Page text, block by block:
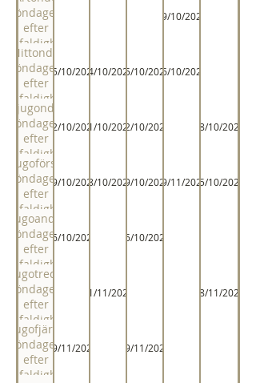
söndagen
efter
trefaldighet
19/10/2025
Nittonde
söndagen
efter
trefaldighet
05/10/202414/10/202305/10/202426/10/2025
Tjugonde
söndagen
efter
trefaldighet
12/10/202421/10/202312/10/2024 18/10/2026
Tjugoförsta
söndagen
efter
trefaldighet
19/10/202428/10/202319/10/202409/11/202525/10/2026
Tjugoandra
söndagen
efter
trefaldighet
26/10/2024 26/10/2024
Tjugotredje
söndagen
efter
trefaldighet
11/11/2023 08/11/2026
Tjugofjärde
söndagen
efter
trefaldighet
09/11/2024 09/11/2024